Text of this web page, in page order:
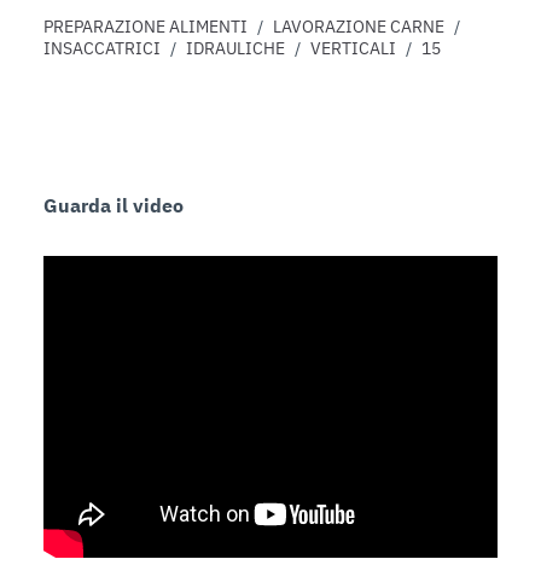
PREPARAZIONE ALIMENTI / LAVORAZIONE CARNE /
INSACCATRICI / IDRAULICHE / VERTICALI / 15
Guarda il video